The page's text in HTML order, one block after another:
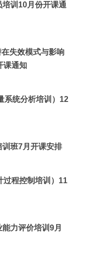
训10月份开课通
失效模式与影响
课通知
系统分析培训）12
班7月开课安排
过程控制培训）11
力评价培训9月